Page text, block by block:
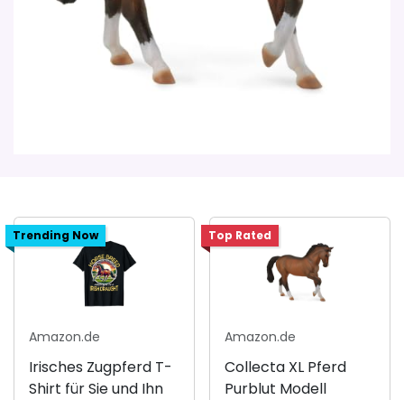
Trending Now
Amazon.de
Irisches Zugpferd T-
Shirt für Sie und Ihn
Top Rated
Amazon.de
Collecta XL Pferd
Purblut Modell